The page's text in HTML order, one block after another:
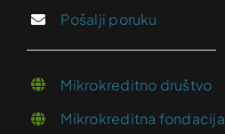
Pošalji poruku
Mikrokreditno društvo
Mikrokreditna fondacija